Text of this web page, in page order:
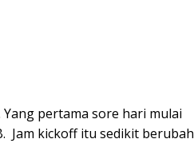
Yang pertama sore hari mulai
Jam kickoff itu sedikit berubah